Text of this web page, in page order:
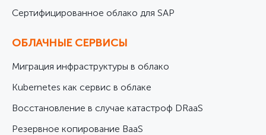
Cертифицированное облако для SAP
ОБЛАЧНЫЕ СЕРВИСЫ
Миграция инфраструктуры в облако
Kubernetes как сервис в облаке
Восстановление в случае катастроф DRaaS
Резервное копирование BaaS